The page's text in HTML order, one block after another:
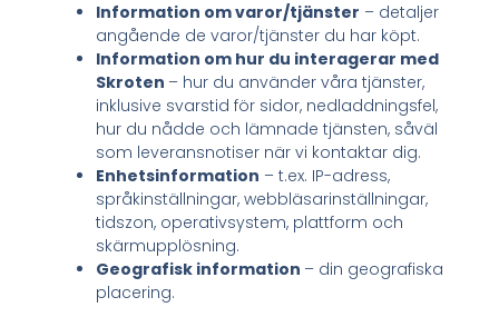
Information om varor/tjänster – detaljer
angående de varor/tjänster du har köpt.
Information om hur du interagerar med
Skroten – hur du använder våra tjänster,
inklusive svarstid för sidor, nedladdningsfel,
hur du nådde och lämnade tjänsten, såväl
som leveransnotiser när vi kontaktar dig.
Enhetsinformation – t.ex. IP-adress,
språkinställningar, webbläsarinställningar,
tidszon, operativsystem, plattform och
skärmupplösning.
Geografisk information – din geografiska
placering.